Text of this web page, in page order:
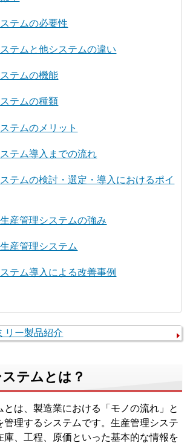
テムの必要性
テムと他システムの違い
テムの機能
テムの種類
テムのメリット
テム導入までの流れ
テムの検討・選定・導入におけるポイ
産管理システムの強み
産管理システム
テム導入による改善事例
テムとは？
とは、製造業における「モノの流れ」と
管理するシステムです。生産管理システ
庫、工程、原価といった基本的な情報を